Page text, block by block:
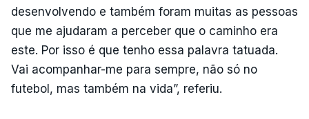
desenvolvendo e também foram muitas as pessoas
que me ajudaram a perceber que o caminho era
este. Por isso é que tenho essa palavra tatuada.
Vai acompanhar-me para sempre, não só no
futebol, mas também na vida”, referiu.